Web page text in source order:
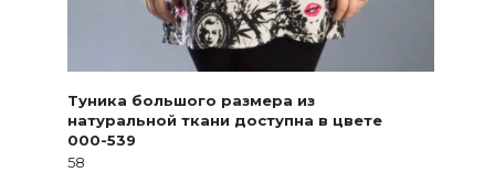
Туника большого размера из
натуральной ткани доступна в цвете
000-539
58